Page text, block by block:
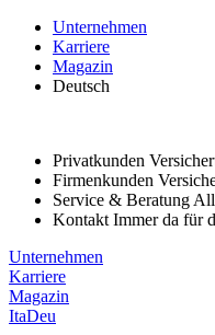
beachten
Diese
Website
Drücken
Strg-
F11,
die
Website
an
Sehbehinderte
Unternehmen
Karriere
Magazin
Deutsch
Privatkunden
Firmenkunden
Service & Beratung
Kontakt Immer da für
Unternehmen
Karriere
Magazin
ItaDeu